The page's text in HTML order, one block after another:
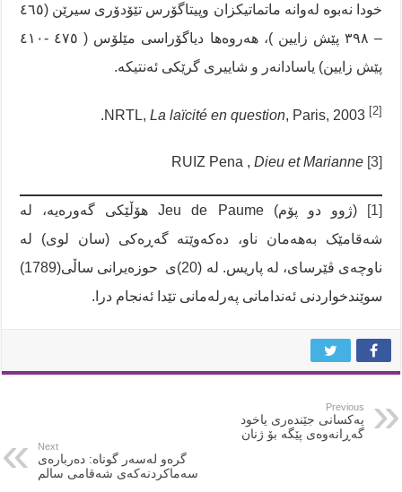
خودا نەبوە لەوانە ماتماتیکزان وپیتاگۆرس تێۆدۆری سیرێن (٤٦٥
– ٣٩٨ پێش زایین )، هەروەها دیاگۆراسی مێلۆس ( ٤٧٥ -٤١٠
پێش زایین) یاسادانەر و شاییری گرێکی ئەنتیکە.
[2]
NRTL, La laïcité en question, Paris, 2003.
[3]
RUIZ Pena ,
Dieu et Marianne
[1]
(ژوو دو پۆم) Jeu de Paume هۆڵێکی گەورەیە، لە
شەقامێک بەهەمان ناو، دەکەوێتە گەڕەکی (سان لوی) لە
ناوچەی ڤێرسای، لە پاریس. لە (20)ی حوزەیرانی ساڵی(1789)
سوێندخواردنی ئەندامانی پەرلەمانی تێدا ئەنجام درا.
Previous
یەکسانى جێندەرى یاخود
گەڕانەوەى پێگە بۆ ژنان
Next
گرەو لەسەر گوناه: دەربارەی
سەماکردنەکەی شەقامی سالم